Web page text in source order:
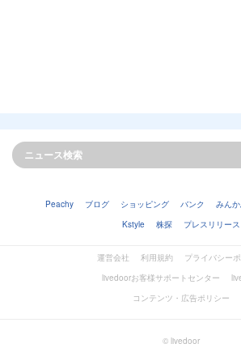
Peachy ブログ ショッピング バンク みん
Kstyle
株探 プレスリリース
運営会社 利用規約
プライバシー
livedoorお客様サポートセンター
コンテンツ・広告ポリシー
© livedoor